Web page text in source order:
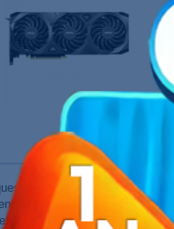
NVIDIA RTX , basée sur l'
de jeu ultime et des
les plus immersifs.